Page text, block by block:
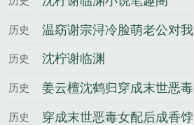
历史
温窈谢宗浔冷脸萌老公对我
强制爱夜夜失控百度云
历史 沈柠谢临渊
历史
姜云檀沈鹤归穿成末世恶毒
女配后成香饽饽了百度云
历史
穿成末世恶毒女配后成香饽